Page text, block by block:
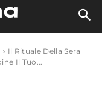
Il Rituale Della Sera
Il Tuo...